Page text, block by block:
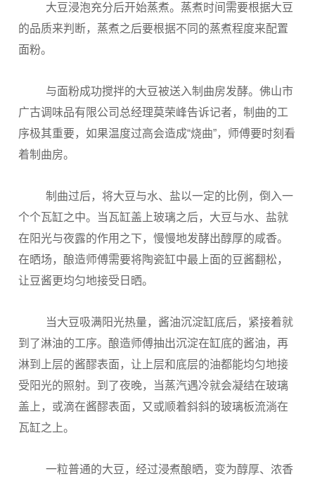
大豆浸泡充分后开始蒸煮。蒸煮时间需要根据大豆
的品质来判断，蒸煮之后要根据不同的蒸煮程度来配置
面粉。
与面粉成功搅拌的大豆被送入制曲房发酵。佛山市
广古调味品有限公司总经理莫荣峰告诉记者，制曲的工
序极其重要，如果温度过高会造成“烧曲”，师傅要时刻看
着制曲房。
制曲过后，将大豆与水、盐以一定的比例，倒入一
个个瓦缸之中。当瓦缸盖上玻璃之后，大豆与水、盐就
在阳光与夜露的作用之下，慢慢地发酵出醇厚的咸香。
在晒场，酿造师傅需要将陶瓷缸中最上面的豆酱翻松，
让豆酱更均匀地接受日晒。
当大豆吸满阳光热量，酱油沉淀缸底后，紧接着就
到了淋油的工序。酿造师傅抽出沉淀在缸底的酱油，再
淋到上层的酱醪表面，让上层和底层的油都能均匀地接
受阳光的照射。到了夜晚，当蒸汽遇冷就会凝结在玻璃
盖上，或滴在酱醪表面，又或顺着斜斜的玻璃板流淌在
瓦缸之上。
一粒普通的大豆，经过浸煮酿晒，变为醇厚、浓香